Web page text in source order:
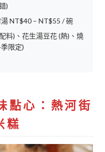
)
NT$40 – NT$55 / 碗
料)、花生湯豆花 (熱)、燒
限定)
點心：熱河街
糕